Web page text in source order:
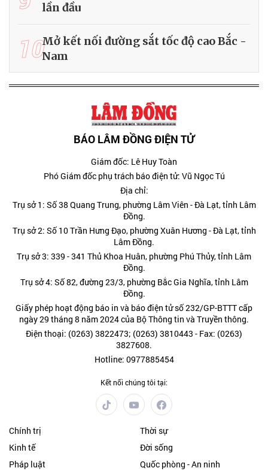
lần đầu
10Mở kết nối đường sắt tốc độ cao Bắc -
Nam
BÁO LÂM ĐỒNG ĐIỆN TỬ
Giám đốc: Lê Huy Toàn
Phó Giám đốc phụ trách báo điện tử: Vũ Ngọc Tú
Địa chỉ:
Trụ sở 1: Số 38 Quang Trung, phường Lâm Viên - Đà Lạt, tỉnh Lâm
Đồng.
Trụ sở 2: Số 10 Trần Hưng Đạo, phường Xuân Hương - Đà Lạt, tỉnh
Lâm Đồng.
Trụ sở 3: 339 - 341 Thủ Khoa Huân, phường Phú Thủy, tỉnh Lâm
Đồng.
Trụ sở 4: Số 82, đường 23/3, phường Bắc Gia Nghĩa, tỉnh Lâm
Đồng.
Giấy phép hoạt động báo in và báo điện tử số 232/GP-BTTT cấp
ngày 29 tháng 8 năm 2024 của Bộ Thông tin và Truyền thông.
Điện thoại: (0263) 3822473; (0263) 3810443 - Fax: (0263)
3827608.
Hotline: 0977885454
Kết nối chúng tôi tại:
Chính trị
Thời sự
Kinh tế
Đời sống
Pháp luật
Quốc phòng - An ninh